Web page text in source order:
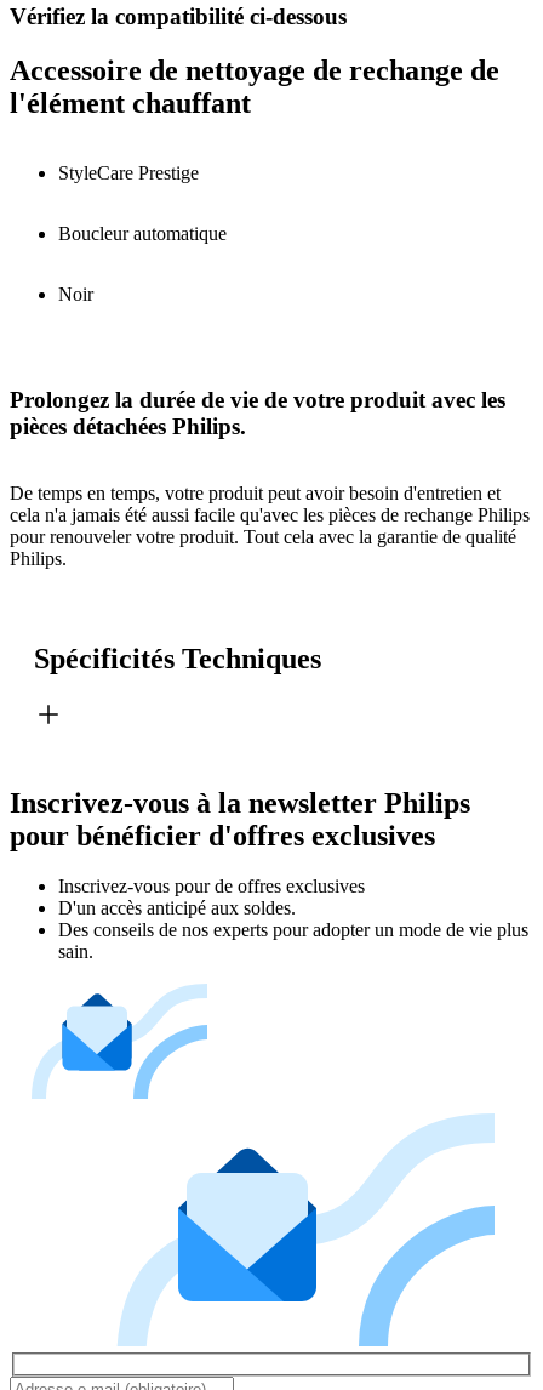
Vérifiez la compatibilité ci-dessous
Accessoire de nettoyage de rechange de
l'élément chauffant
StyleCare Prestige
Boucleur automatique
Noir
Prolongez la durée de vie de votre produit avec les
pièces détachées Philips.
De temps en temps, votre produit peut avoir besoin d'entretien et
cela n'a jamais été aussi facile qu'avec les pièces de rechange Philips
pour renouveler votre produit. Tout cela avec la garantie de qualité
Philips.
Spécificités Techniques
Inscrivez-vous à la newsletter Philips
pour bénéficier d'offres exclusives
Inscrivez‑vous pour de offres exclusives
D'un accès anticipé aux soldes.
Des conseils de nos experts pour adopter un mode de vie plus
sain.